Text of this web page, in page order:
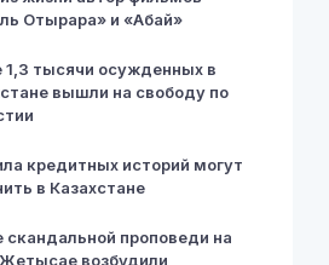
Отырара» и «Абай»
1,3 тысячи осужденных в
вышли на свободу по
кредитных историй могут
в Казахстане
скандальной проповеди на
возбудили